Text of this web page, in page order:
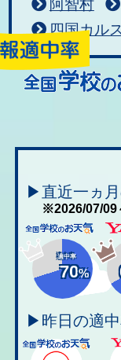
阿智村
四国カル
▶直近一ヵ
※2026/07/09
適中率
70%
▶昨日の適